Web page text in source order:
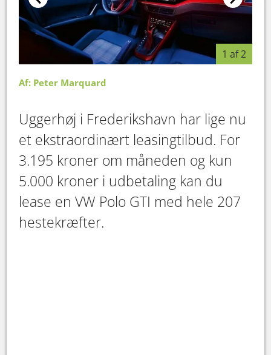
1 af 2
Af: Peter Marquard
Uggerhøj i Frederikshavn har lige nu
et ekstraordinært leasingtilbud. For
3.195 kroner om måneden og kun
5.000 kroner i udbetaling kan du
lease en VW Polo GTI med hele 207
hestekræfter.